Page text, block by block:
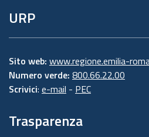
URP
Sito web: www.regione.emilia-
Numero verde: 800.66.22.00
Scrivici: e-mail - PEC
Trasparenza